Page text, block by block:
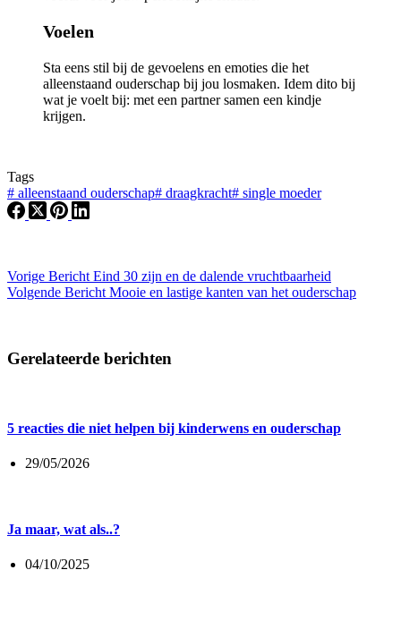
Voelen
Sta eens stil bij de gevoelens en emoties die het
alleenstaand ouderschap bij jou losmaken. Idem dito bij
wat je voelt bij: met een partner samen een kindje
krijgen.
Tags
# alleenstaand ouderschap# draagkracht# single moeder
Vorige Bericht Eind 30 zijn en de dalende vruchtbaarheid
Volgende Bericht Mooie en lastige kanten van het ouderschap
Gerelateerde berichten
5 reacties die niet helpen bij kinderwens en ouderschap
29/05/2026
Ja maar, wat als..?
04/10/2025